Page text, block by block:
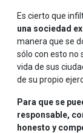
Es cierto que
una sociedad
manera que se
sólo con esto no
vida de sus
de su propio
Para que se
responsable,
honesto y